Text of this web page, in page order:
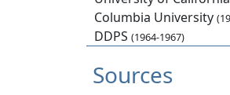
Columbia University
DDPS (1964-1967)
Sources